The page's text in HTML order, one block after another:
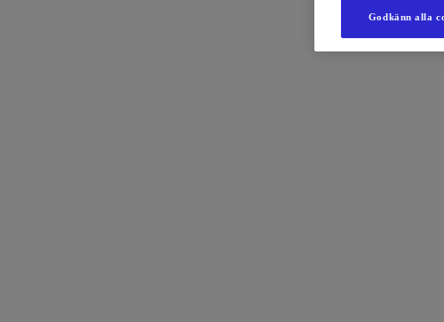
Godkänn alla